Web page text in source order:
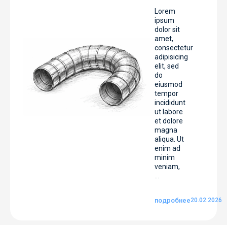
Lorem
ipsum
dolor sit
amet,
consectetur
adipisicing
elit, sed
do
eiusmod
tempor
incididunt
ut labore
et dolore
magna
aliqua. Ut
enim ad
minim
veniam,
подробнее20.02.2026